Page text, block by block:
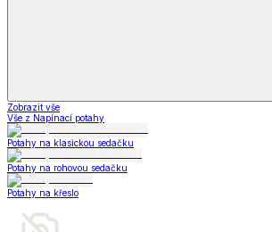
Zobrazit vše
Vše z Napínací potahy
Potahy na klasickou sedačku
Potahy na rohovou sedačku
Potahy na křeslo